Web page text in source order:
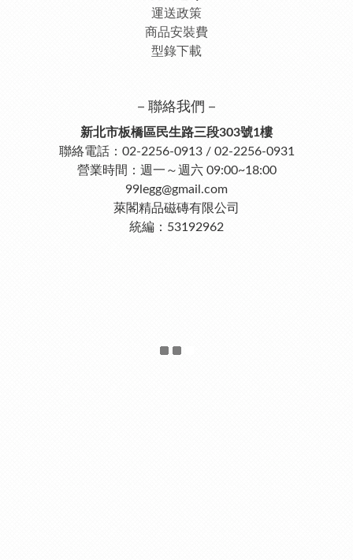
運送政策
商品安裝費
型錄下載
－聯絡我們－
新北市板橋區民生路三段303號1樓
聯絡電話：02-2256-0913 / 02-2256-0931
營業時間：週一～週六 09:00~18:00
99legg@gmail.com
萊閣精品磁磚有限公司
統編：53192962